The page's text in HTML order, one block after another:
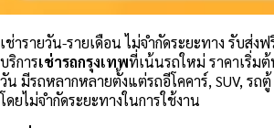
เช่ารายวัน-รายเดือน ไม่จำกัดระยะทาง รับส่งฟ
บริการเช่ารถกรุงเทพที่เน้นรถใหม่ ราคาเริ่ม
วัน มีรถหลากหลายตั้งแต่รถอีโคคาร์, SUV, รถ
โดยไม่จำกัดระยะทางในการใช้งาน